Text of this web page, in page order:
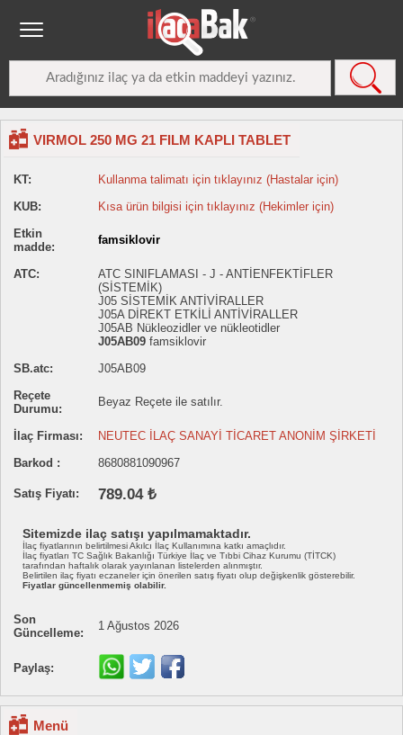
VIRMOL 250 MG 21 FILM KAPLI TABLET
KT:
Kullanma talimatı için tıklayınız (Hastalar için)
KUB:
Kısa ürün bilgisi için tıklayınız (Hekimler için)
Etkin
madde:
famsiklovir
ATC:
ATC SINIFLAMASI - J - ANTİENFEKTİFLER
(SİSTEMİK)
J05 SİSTEMİK ANTİVİRALLER
J05A DİREKT ETKİLİ ANTİVİRALLER
J05AB Nükleozidler ve nükleotidler
J05AB09 famsiklovir
SB.atc:
J05AB09
Reçete
Durumu:
Beyaz Reçete ile satılır.
İlaç Firması:
NEUTEC İLAÇ SANAYİ TİCARET ANONİM ŞİRKETİ
Barkod :
8680881090967
Satış Fiyatı: 789.04 ₺
Sitemizde ilaç satışı yapılmamaktadır.
İlaç fiyatlarının belirtilmesi Akılcı İlaç Kullanımına katkı amaçlıdır.
İlaç fiyatları TC Sağlık Bakanlığı Türkiye İlaç ve Tıbbi Cihaz Kurumu (TİTCK)
tarafından haftalık olarak yayınlanan listelerden alınmıştır.
Belirtilen ilaç fiyatı eczaneler için önerilen satış fiyatı olup değişkenlik gösterebilir.
Fiyatlar güncellenmemiş olabilir.
Son
Güncelleme:
1 Ağustos 2026
Paylaş:
Menü